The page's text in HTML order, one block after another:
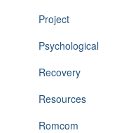
Project
Psychological
Recovery
Resources
Romcom